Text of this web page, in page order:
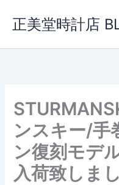
ス
正美堂時計店
ンスキー/手
ン復刻モデ
入荷致しまし